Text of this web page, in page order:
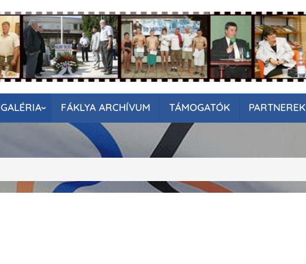
GALÉRIA FÁKLYA ARCHÍVUM TÁMOGATÓK PARTNEREK